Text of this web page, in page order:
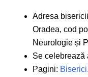
Adresa
Oradea, cod
Neurologie și
Se celebrează
Pagini: